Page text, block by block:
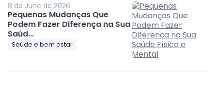
8 de June de 2026
Pequenas Mudanças Que
Podem Fazer Diferença na Sua
Saúd...
Saúde e bem estar